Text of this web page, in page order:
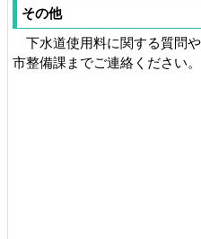
その他
下水道使用料に関する質問
市整備課までご連絡ください。